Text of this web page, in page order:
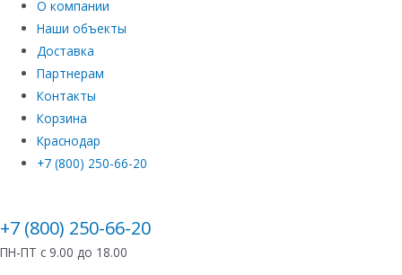
О компании
Наши объекты
Доставка
Партнерам
Контакты
Корзина
Краснодар
+7 (800) 250-66-20
+7 (800) 250-66-20
ПН-ПТ с 9.00 до 18.00